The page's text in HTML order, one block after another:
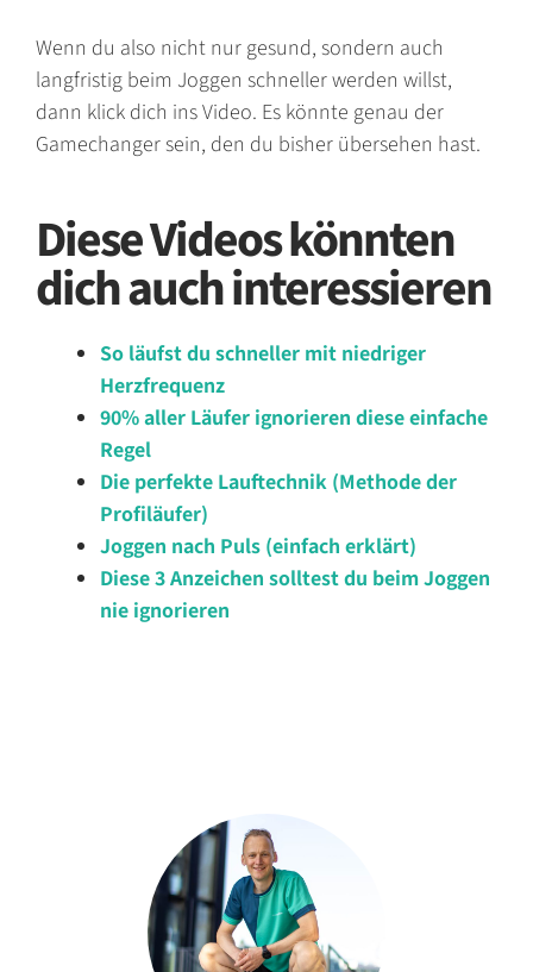
Wenn du also nicht nur gesund, sondern auch
langfristig beim Joggen schneller werden willst,
dann klick dich ins Video. Es könnte genau der
Gamechanger sein, den du bisher übersehen hast.
Diese Videos könnten
dich auch interessieren
So läufst du schneller mit niedriger
Herzfrequenz
90% aller Läufer ignorieren diese einfache
Regel
Die perfekte Lauftechnik (Methode der
Profiläufer)
Joggen nach Puls (einfach erklärt)
Diese 3 Anzeichen solltest du beim Joggen
nie ignorieren